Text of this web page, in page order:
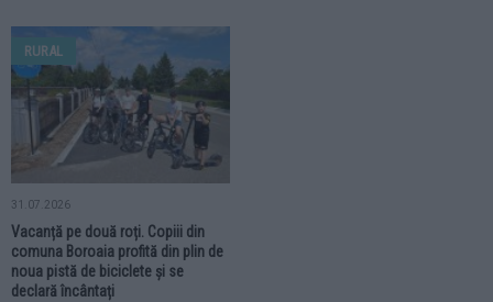
RURAL
31.07.2026
Vacanță pe două roți. Copiii din
comuna Boroaia profită din plin de
noua pistă de biciclete și se
declară încântați